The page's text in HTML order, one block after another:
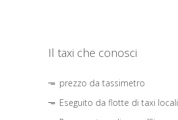
Il taxi che conosci
prezzo da tassimetro
Eseguito da flotte di taxi locali